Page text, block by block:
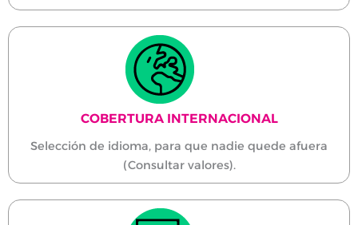
COBERTURA INTERNACIONAL
Selección de idioma, para que nadie quede afuera
(Consultar valores).